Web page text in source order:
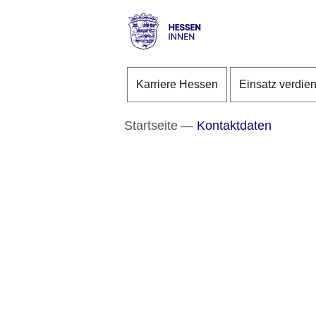
Direkt zum Kopf der
Direkt zum Inhalt
Direkt zum Fuß der
Innen
Karriere Hessen Einsatz
Startseite Kontaktdaten